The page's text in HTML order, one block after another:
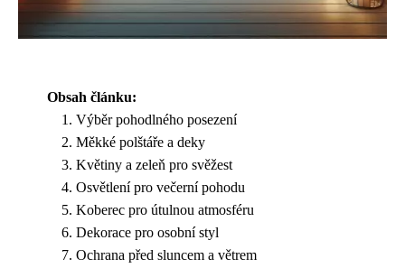
Obsah článku:
Výběr pohodlného posezení
Měkké polštáře a deky
Květiny a zeleň pro svěžest
Osvětlení pro večerní pohodu
Koberec pro útulnou atmosféru
Dekorace pro osobní styl
Ochrana před sluncem a větrem